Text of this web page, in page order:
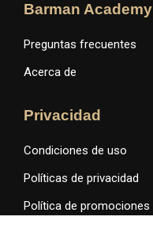
Barman Academy
Preguntas frecuentes
Acerca de
Privacidad
Condiciones de uso
Políticas de privacidad
Política de promociones